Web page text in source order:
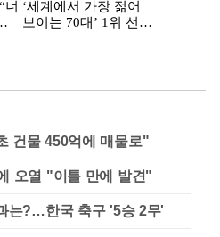
건물 450억에 매물로"
오열 "이틀 만에 발견"
는?…한국 축구 '5승 2무'